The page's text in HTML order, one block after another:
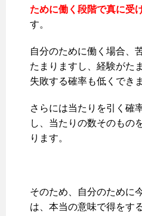
ために働く段階で真に受
す。
自分のために働く場合、
たまりますし、経験がた
失敗する確率も低くでき
さらには当たりを引く確
し、当たりの数そのもの
ります。
そのため、自分のために
は、本当の意味で得をす